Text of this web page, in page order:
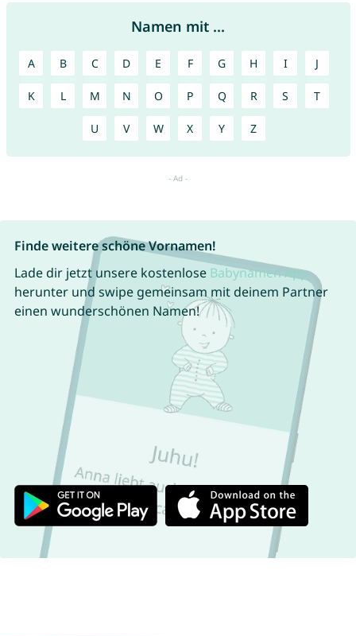
Namen mit ...
A B C D E F G H I J
K L M N O P Q R S T
U V W X Y Z
Finde weitere schöne Vornamen!
Lade dir jetzt unsere kostenlose Babynamen App
herunter und swipe gemeinsam mit deinem Partner
einen wunderschönen Namen!